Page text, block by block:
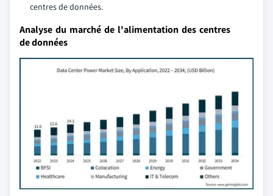
centres de données.
Analyse du marché de l'alimentation des centres
de données